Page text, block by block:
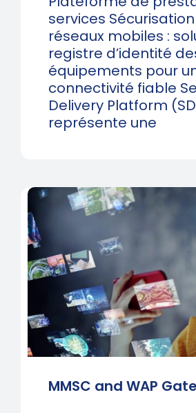
services
réseaux mobiles :
registre d’identité
équipements pour
connectivité fiable
Delivery Platform
représente une
MMSC and WAP